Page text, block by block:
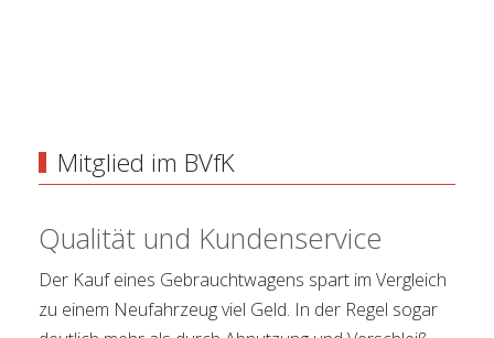
Mitglied im BVfK
Qualität und Kundenservice
Der Kauf eines Gebrauchtwagens spart im Vergleich
zu einem Neufahrzeug viel Geld. In der Regel sogar